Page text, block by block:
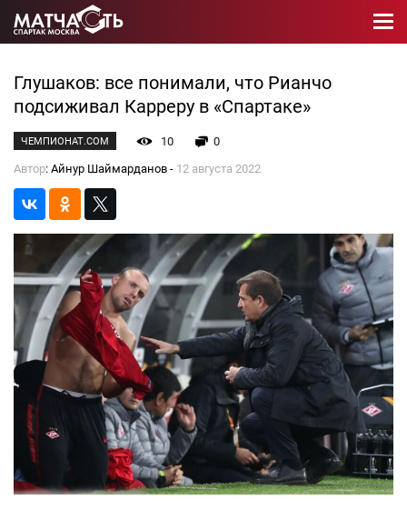
Глушаков: все понимали, что Рианчо
подсиживал Карреру в «Спартаке»
ЧЕМПИОНАТ.COM 10
0
Автор: Айнур Шаймарданов - 12 августа 2022